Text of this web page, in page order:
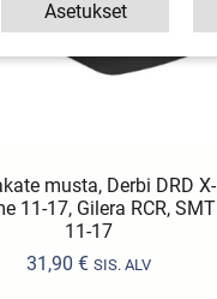
musta, Derbi DRD X-
11-17, Gilera RCR, SMT
11-17
31,90 € SIS. ALV
Asetukset